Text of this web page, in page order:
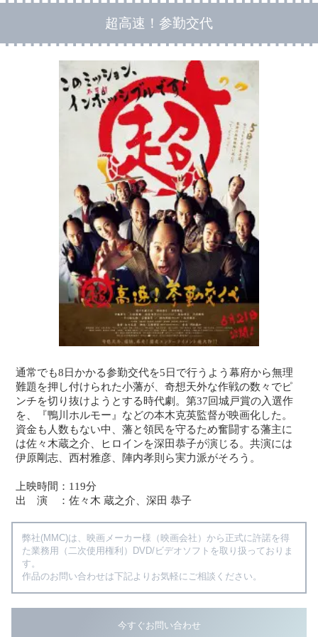
超高速！参勤交代
通常でも8日かかる参勤交代を5日で行うよう幕府から無理
難題を押し付けられた小藩が、奇想天外な作戦の数々でピ
ンチを切り抜けようとする時代劇。第37回城戸賞の入選作
を、『鴨川ホルモー』などの本木克英監督が映画化した。
資金も人数もない中、藩と領民を守るため奮闘する藩主に
は佐々木蔵之介、ヒロインを深田恭子が演じる。共演には
伊原剛志、西村雅彦、陣内孝則ら実力派がそろう。
上映時間：119分
出 演 ：佐々木 蔵之介、深田 恭子
弊社(MMC)は、映画メーカー様（映画会社）から正式に許諾を得
た業務用（二次使用権利）DVD/ビデオソフトを取り扱っておりま
す。
作品のお問い合わせは下記よりお気軽にご相談ください。
今すぐお問い合わせ